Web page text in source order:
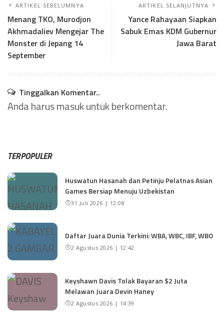
ARTIKEL SEBELUMNYA
Menang TKO, Murodjon
Akhmadaliev Mengejar The
Monster di Jepang 14
September
ARTIKEL SELANJUTNYA
Yance Rahayaan Siapkan
Sabuk Emas KDM Gubernur
Jawa Barat
Tinggalkan Komentar..
Anda harusmasukuntuk berkomentar.
TERPOPULER
Huswatun Hasanah dan Petinju Pelatnas Asian
Games Bersiap Menuju Uzbekistan
31 Juli 2026 | 12:08
Daftar Juara Dunia Terkini: WBA, WBC, IBF, WBO
2 Agustus 2026 | 12:42
Keyshawn Davis Tolak Bayaran $2 Juta
Melawan Juara Devin Haney
2 Agustus 2026 | 14:39